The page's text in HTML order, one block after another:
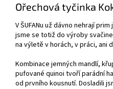
Ořechová tyčinka
V ŠUFANu už dávno nehrají
jsme se totiž do výroby
na výletě v horách, v práci, ani
Kombinace jemných mandlí,
pufované quinoi tvoří parádní
od prvního kousnutí. Dosladili